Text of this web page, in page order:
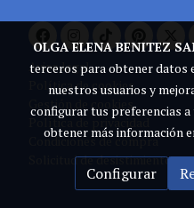
Aviso legal
Política de cookies
Gestión de cookies
Política de privacidad
Condiciones de compra
Solicitud de desistimiento
OLGA ELENA BENITEZ
terceros para obtener datos
nuestros usuarios y
configurar tus preferencias
obtener más información
Configurar